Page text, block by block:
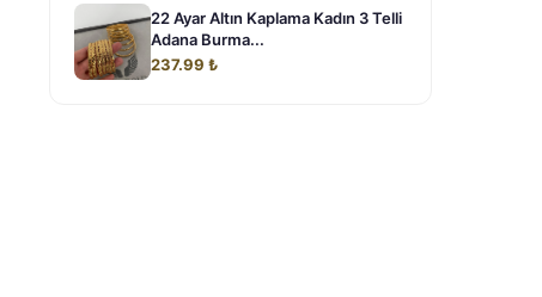
22 Ayar Altın Kaplama Kadın 3 Telli
Adana Burma...
237.99 ₺